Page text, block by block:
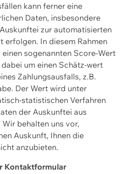
kann ferner eine
Daten, insbesondere
zur automatisierten
erfolgen. In diesem Rahmen
sogenannten Score-Wert
um einen Schätz-wert
Zahlungsausfalls, z.B.
Der Wert wird unter
statistischen Verfahren
der Auskunftei aus
behalten uns vor,
Auskunft, Ihnen die
anzubieten.
Kontaktformular